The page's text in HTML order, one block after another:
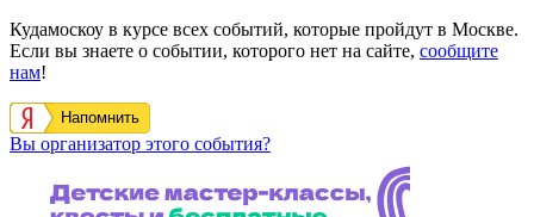
Кудамоскоу в курсе всех событий, которые пройдут в Москве.
Если вы знаете о событии, которого нет на сайте, сообщите
нам!
Напомнить
Вы организатор этого события?